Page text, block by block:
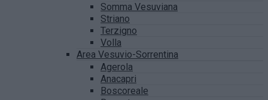
Somma Vesuviana
Striano
Terzigno
Volla
Area Vesuvio-Sorrentina
Agerola
Anacapri
Boscoreale